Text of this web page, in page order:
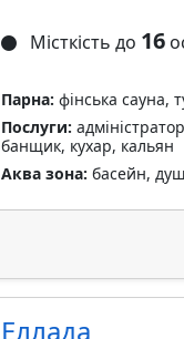
Місткість до 16
Парна: фінська сауна,
Послуги:
банщик, кухар, кальян
Аква зона: басейн, душ
Еллада